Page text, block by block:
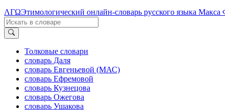
ΛΓΩЭтимологический онлайн-словарь русского языка Макса
Толковые словари
словарь Даля
словарь Евгеньевой (МАС)
словарь Ефремовой
словарь Кузнецова
словарь Ожегова
словарь Ушакова